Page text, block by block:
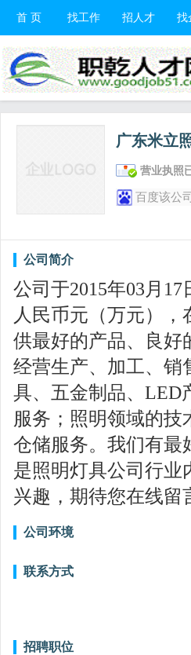
首 页 找工作 招人才 找
广东米立
营业执照
百度该公
公司简介
公司于2015年03月
人民币元（万元）
供最好的产品、良好
经营生产、加工、销
具、五金制品、LED
服务；照明领域的
仓储服务。我们有最
是照明灯具公司行业
兴趣，期待您在线留
公司环境
联系方式
招聘职位